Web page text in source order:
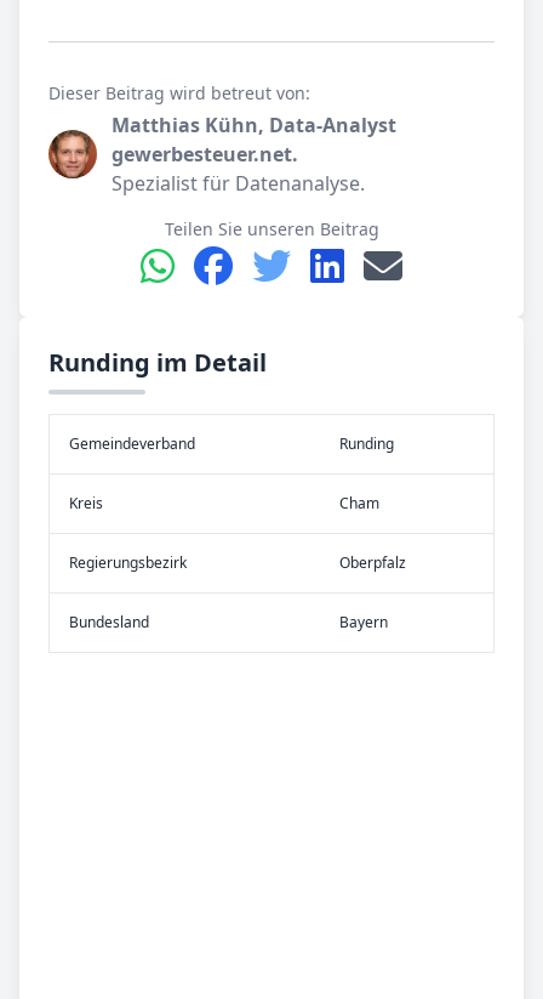
Dieser Beitrag wird betreut von:
Matthias Kühn, Data-Analyst
gewerbesteuer.net.
Spezialist für Datenanalyse.
Teilen Sie unseren Beitrag
Runding im Detail
Gemeinde­verband Runding
Kreis Cham
Re­gier­ungs­bezirk Oberpfalz
Bundes­land Bayern